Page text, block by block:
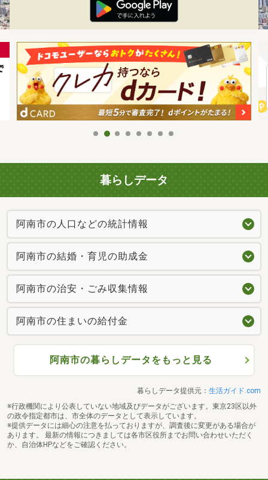
暮らしデータ
阿南市の人口などの統計情報
阿南市の結婚・育児の助成金
阿南市の治安・ごみ収集情報
阿南市の住まいの給付金
阿南市の暮らしデータをもっと見る
暮らしデータ提供元： 生活ガイド.com
※行政機関により公表していない地域及びデータがございます。東京23区以外
の政令指定都市は、市全体のデータとして表示しています。
※提供データには細心の注意を払っておりますが、調査後に変更がある場合が
あります。 最新の情報につきましては各市区役所までお問い合わせいただく
か、自治体HPなどをご確認ください。